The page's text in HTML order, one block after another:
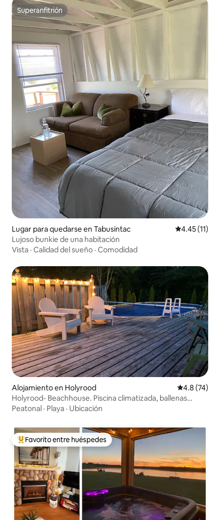
Superanfitrión
Superanfitrión
Lugar para quedarse en Tabusintac Calificación
4.45 (11)
Lujoso bunkie de una habitación
Vista · Calidad del sueño · Comodidad
Alojamiento en Holyrood Calificación
4.8 (74)
Holyrood- Beachhouse. Piscina climatizada, ballenas
ysenderos
Peatonal · Playa · Ubicación
Favorito entre huéspedes preferido
Favorito entre huéspedes